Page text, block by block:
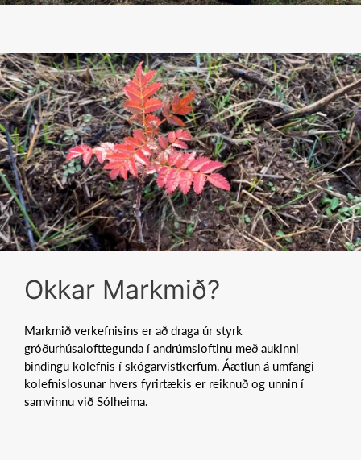
Okkar Markmið?
Markmið verkefnisins er að draga úr styrk
gróðurhúsalofttegunda í andrúmsloftinu með aukinni
bindingu kolefnis í skógarvistkerfum. Áætlun á umfangi
kolefnislosunar hvers fyrirtækis er reiknuð og unnin í
samvinnu við Sólheima.